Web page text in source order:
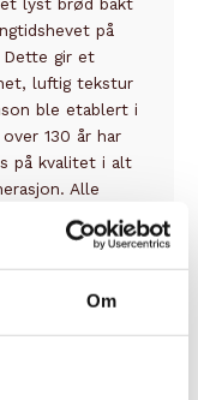
Om
på
gir et
luftig tekstur
ble etablert i
130 år har
på kvalitet i alt
Alle
av tradisjoner